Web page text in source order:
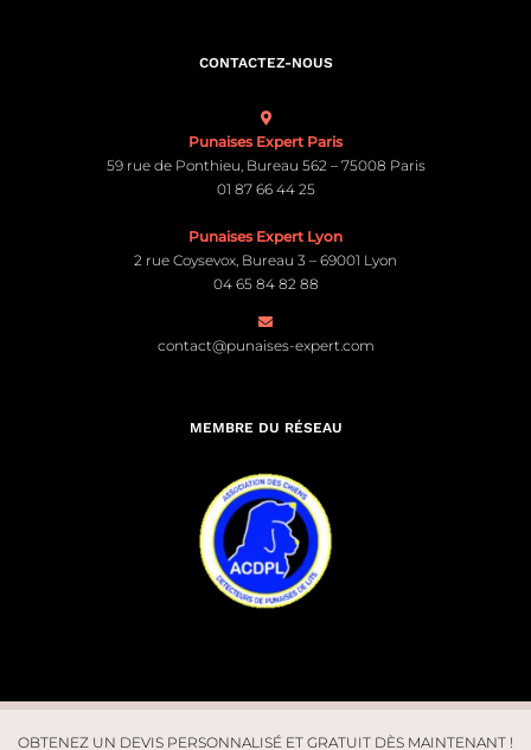
CONTACTEZ-NOUS
Punaises Expert Paris
59 rue de Ponthieu, Bureau 562 – 75008 Paris
01 87 66 44 25
Punaises Expert Lyon
2 rue Coysevox, Bureau 3 – 69001 Lyon
04 65 84 82 88
contact@punaises-expert.com
MEMBRE DU RÉSEAU
OBTENEZ UN DEVIS PERSONNALISÉ ET GRATUIT DÈS MAINTENANT !